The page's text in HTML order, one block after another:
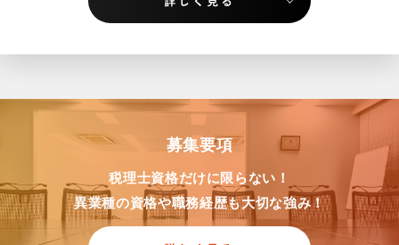
規模を約1.5倍に伸ばすことを見据えています。
躍し、ともに脳みそに汗を流し笑っていたい。そう強く願い、私た
それゆえ、未来の組織を彩るメンバー、そして私たちが求める仲間
は
①個々の徹底したこだわりを持ち、
②それを強みに、仲間との協調を重んじ、
③組織として、真剣にクライアントや案件と向き合える。
募集要項
税理士資格だけに限らない！
異業種の資格や職務経歴も大切な強み！